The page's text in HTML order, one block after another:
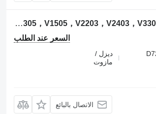
المحرك Kubota د902 D722，D1105，D1305，V1505，V2203，V2403，V3300，V3307，V3600，V3800，D1305 لـ حفارة Kubota
السعر عند الطلب
ديزل /
مازوت
الاتصال بالبائع